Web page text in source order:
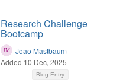
Research Challenge
Bootcamp
Joao Mastbaum
Added 10 Dec, 2025
Blog Entry